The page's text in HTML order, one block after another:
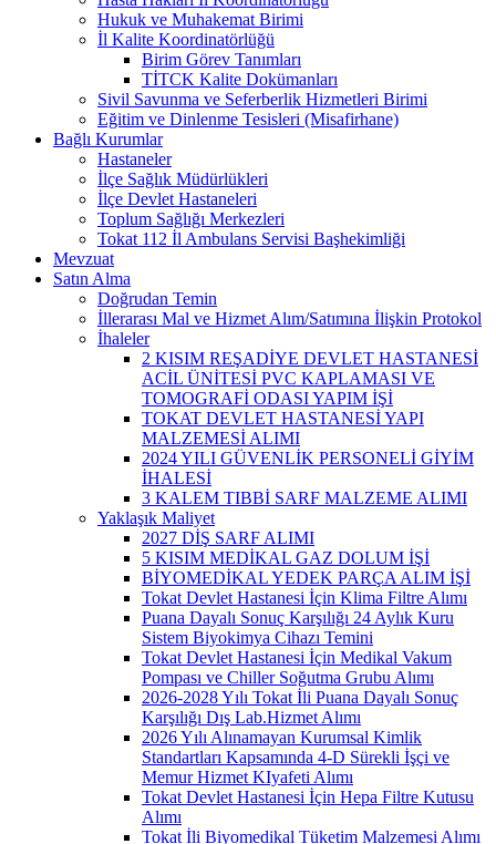
Hukuk ve Muhakemat Birimi
İl Kalite Koordinatörlüğü
Birim Görev Tanımları
TİTCK Kalite Dokümanları
Sivil Savunma ve Seferberlik Hizmetleri Birimi
Eğitim ve Dinlenme Tesisleri (Misafirhane)
Bağlı Kurumlar
Hastaneler
İlçe Sağlık Müdürlükleri
İlçe Devlet Hastaneleri
Toplum Sağlığı Merkezleri
Tokat 112 İl Ambulans Servisi Başhekimliği
Mevzuat
Satın Alma
Doğrudan Temin
İllerarası Mal ve Hizmet Alım/Satımına İlişkin Protokol
İhaleler
2 KISIM REŞADİYE DEVLET HASTANESİ
ACİL ÜNİTESİ PVC KAPLAMASI VE
TOMOGRAFİ ODASI YAPIM İŞİ
TOKAT DEVLET HASTANESİ YAPI
MALZEMESİ ALIMI
2024 YILI GÜVENLİK PERSONELİ GİYİM
İHALESİ
3 KALEM TIBBİ SARF MALZEME ALIMI
Yaklaşık Maliyet
2027 DİŞ SARF ALIMI
5 KISIM MEDİKAL GAZ DOLUM İŞİ
BİYOMEDİKAL YEDEK PARÇA ALIM İŞİ
Tokat Devlet Hastanesi İçin Klima Filtre Alımı
Puana Dayalı Sonuç Karşılığı 24 Aylık Kuru
Sistem Biyokimya Cihazı Temini
Tokat Devlet Hastanesi İçin Medikal Vakum
Pompası ve Chiller Soğutma Grubu Alımı
2026-2028 Yılı Tokat İli Puana Dayalı Sonuç
Karşılığı Dış Lab.Hizmet Alımı
2026 Yılı Alınamayan Kurumsal Kimlik
Standartları Kapsamında 4-D Sürekli İşçi ve
Memur Hizmet KIyafeti Alımı
Tokat Devlet Hastanesi İçin Hepa Filtre Kutusu
Alımı
Tokat İli Biyomedikal Tüketim Malzemesi Alımı